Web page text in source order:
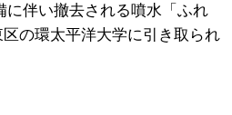
伴い撤去される噴水「ふれ
の環太平洋大学に引き取られ